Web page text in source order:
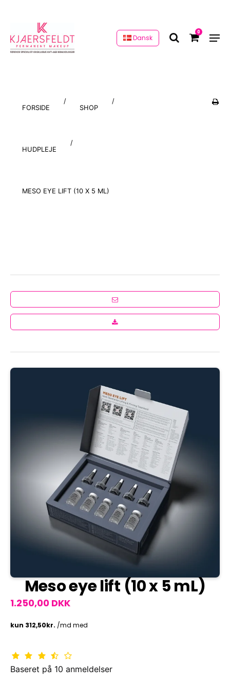
Dansk
0
FORSIDE
/
SHOP
/
HUDPLEJE
/
MESO EYE LIFT (10 X 5 ML)
Meso eye lift (10 x 5 mL)
1.250,00 DKK
Baseret på 10 anmeldelser